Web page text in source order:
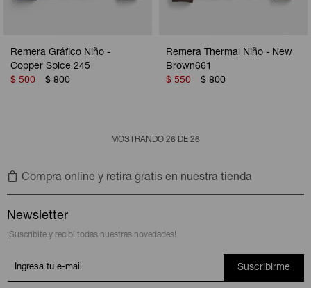
Remera Gráfico Niño -
Copper Spice 245
$ 500 $ 800
Remera Thermal Niño - New
Brown661
$ 550 $ 800
MOSTRANDO 26 DE 26
Compra online y retira gratis en nuestra tienda
Newsletter
¡Suscribite y recibí todas nuestras novedades!
Suscribirme